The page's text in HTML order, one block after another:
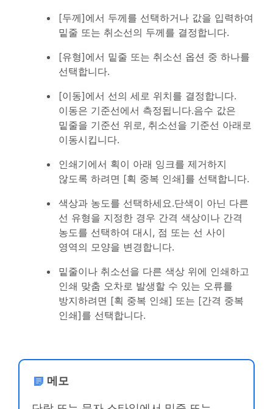
[두께]에서 두께를 선택하거나 값을 입력하여
밑줄 또는 취소선의 두께를 결정합니다.
[유형]에서 밑줄 또는 취소선 옵션 중 하나를
선택합니다.
[이동]에서 선의 세로 위치를 결정합니다.
이동은 기준선에서 측정됩니다.음수 값은
밑줄을 기준선 위로, 취소선을 기준선 아래로
이동시킵니다.
인쇄기에서 획이 아래 잉크를 제거하지
않도록 하려면 [획 중복 인쇄]를 선택합니다.
색상과 농도를 선택하세요.단색이 아닌 다른
선 유형을 지정한 경우 간격 색상이나 간격
농도를 선택하여 대시, 점 또는 선 사이
영역의 모양을 변경합니다.
밑줄이나 취소선을 다른 색상 위에 인쇄하고
인쇄 맞춤 오차로 발생할 수 있는 오류를
방지하려면 [획 중복 인쇄] 또는 [간격 중복
인쇄]를 선택합니다.
메모